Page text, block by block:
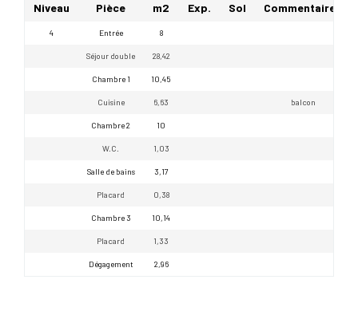
Niveau Pièce m2 Exp. Sol Commentaires
4 Entrée 8
Séjour double 28,42
Chambre 1 10,45
Cuisine 6,63 balcon
Chambre 2 10
W.C. 1,03
Salle de bains 3,17
Placard 0,38
Chambre 3 10,14
Placard 1,33
Dégagement 2,96